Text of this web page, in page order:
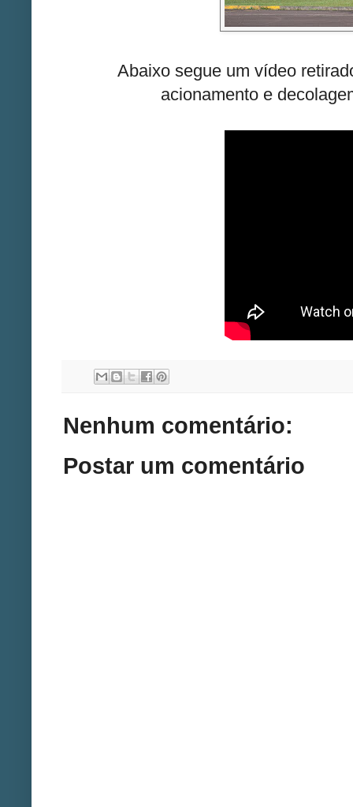
Abaixo segue um vídeo
acionamento e
Nenhum comentário:
Postar um comentário